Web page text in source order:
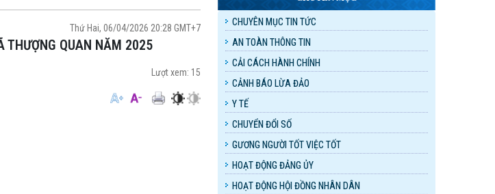
Thứ Hai, 06/04/2026 20:28 GMT+7
THƯỢNG QUAN NĂM 2025
Lượt xem: 15
CHUYÊN MỤC TIN TỨC
AN TOÀN THÔNG TIN
CẢI CÁCH HÀNH CHÍNH
CẢNH BÁO LỪA ĐẢO
Y TẾ
CHUYỂN ĐỔI SỐ
GƯƠNG NGƯỜI TỐT VIỆC TỐT
HOẠT ĐỘNG ĐẢNG ỦY
HOẠT ĐỘNG HỘI ĐỒNG NHÂN DÂN